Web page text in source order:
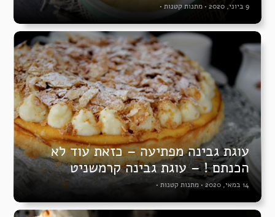
9 ביוני, 2020 • מתנות קטנות •
עוגת גבינה מפתיעה – כזאת עוד לא
הכנתם ! – עוגת גבינה קרמשניט
14 במאי, 2020 • מתנות קטנות •